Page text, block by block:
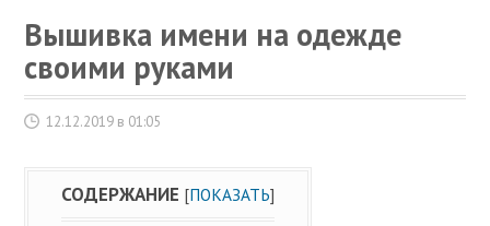
Вышивка имени на одежде
своими руками
12.12.2019 в 01:05
СОДЕРЖАНИЕ [ПОКАЗАТЬ]